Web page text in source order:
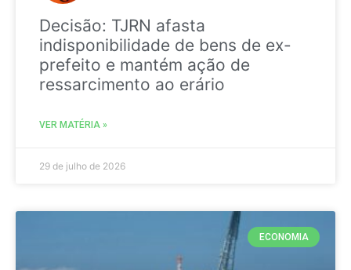
Decisão: TJRN afasta
indisponibilidade de bens de ex-
prefeito e mantém ação de
ressarcimento ao erário
VER MATÉRIA »
29 de julho de 2026
ECONOMIA